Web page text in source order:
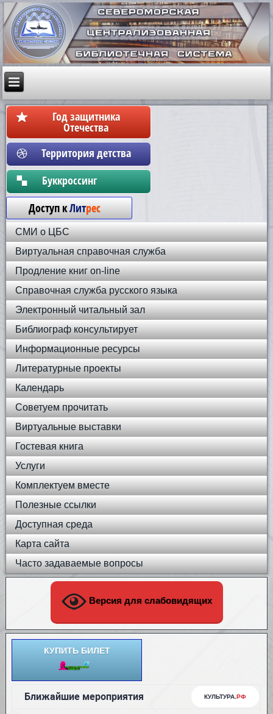
Год защитника
Отечества
Территория детства
Бyккpoccинг
Доступ кЛитрес
СМИ о ЦБС
Виртуальная справочная служба
Продление книг on-line
Справочная служба русского языка
Электронный читальный зал
Библиограф консультирует
Информационные ресурсы
Литературные проекты
Календарь
Советуем прочитать
Виртуальные выставки
Гостевая книга
Услуги
Комплектуем вместе
Полезные ссылки
Доступная среда
Карта сайта
Часто задаваемые вопросы
Версия для слабовидящих
КУПИТЬ БИЛЕТ